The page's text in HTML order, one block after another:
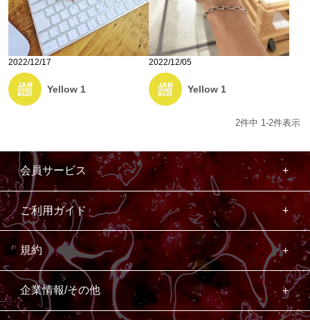
2022/12/17
Yellow 1
2022/12/05
Yellow 1
2件中 1 -2件表示
会員サービス
ご利用ガイド
規約
企業情報/その他